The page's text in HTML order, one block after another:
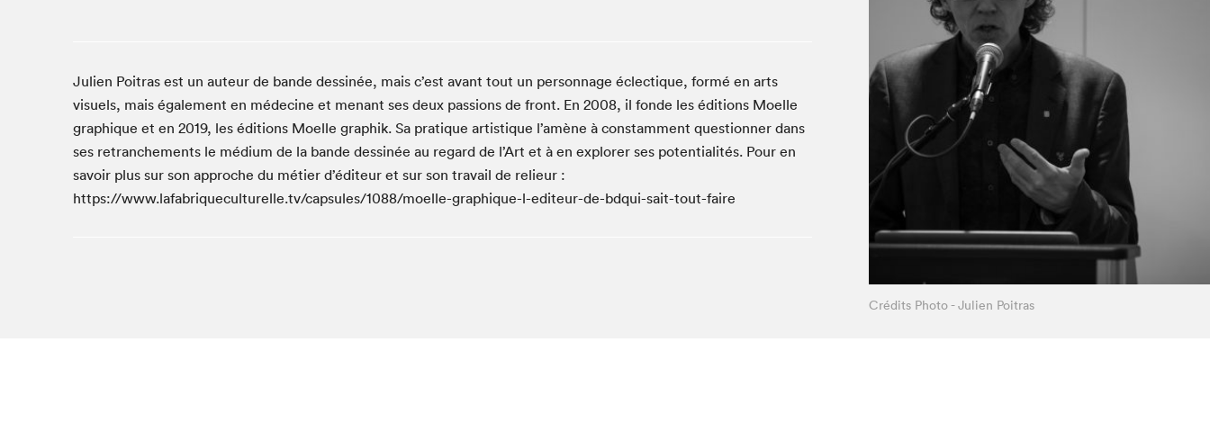
Espace Zines
La cabane à culture
La lecture en cadeau
La Maison des libraires
Le grand jeu de lecture à voix haute du Salon du livre
de Montréal
Le Salon dans ta classe
Lettres québécoises au Salon
Liseur Public
Louisiane enracinée et branchée
Matinées scolaires Hydro-Québec
À propos du Salon
Liste des exposant·e·s
Liste des auteur·rice·s
Julien Poitras est un auteur de bande dessinée, mais c’est avant tout un personnage éclectique, formé en arts
visuels, mais également en médecine et menant ses deux passions de front. En 2008, il fonde les éditions Moelle
graphique et en 2019, les éditions Moelle graphik. Sa pratique artistique l’amène à constamment questionner dans
ses retranchements le médium de la bande dessinée au regard de l’Art et à en explorer ses potentialités. Pour en
savoir plus sur son approche du métier d’éditeur et sur son travail de relieur :
https://www.lafabriqueculturelle.tv/capsules/1088/moelle-graphique-l-editeur-de-bdqui-sait-tout-faire
Crédits Photo - Julien Poitras